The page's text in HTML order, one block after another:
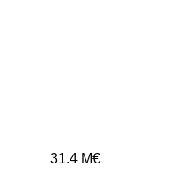
31.4 M€